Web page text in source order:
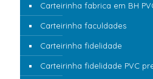
Carteirinha fabrica em BH
Carteirinha faculdades
Carteirinha fidelidade
Carteirinha fidelidade PVC